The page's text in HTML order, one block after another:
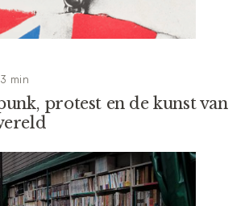
3 min
protest en de kunst van